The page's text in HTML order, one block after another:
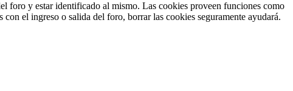
foro y estar identificado al mismo. Las cookies proveen funciones como
el ingreso o salida del foro, borrar las cookies seguramente ayudará.